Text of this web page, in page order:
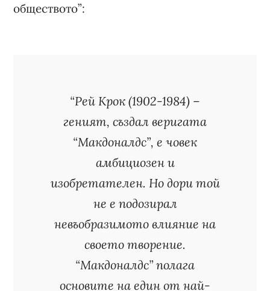
обществото”:
“Рей Крок (1902-1984) –
геният, създал веригата
“Макдоналдс”, е човек
амбициозен и
изобретателен. Но дори той
не е подозирал
невъобразимото влияние на
своето творение.
“Макдоналдс” полага
основите на един от най-